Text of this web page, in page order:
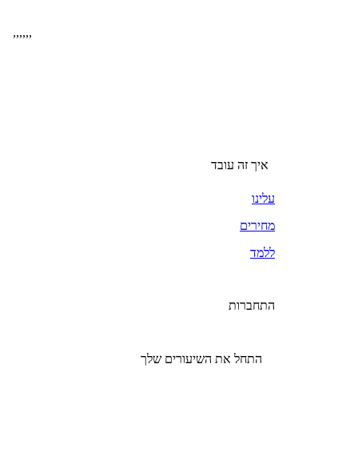
,,,,,,
איך זה עובד
עלינו
מחירים
ללמד
התחברות
התחל את השיעורים שלך